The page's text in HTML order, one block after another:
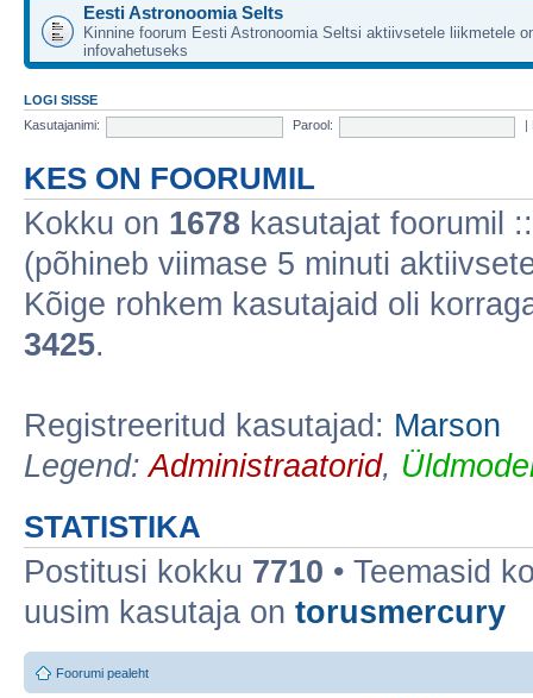
Eesti Astronoomia Selts
Kinnine foorum Eesti Astronoomia Seltsi aktiivsetele liikmetele
infovahetuseks
LOGI SISSE
Kasutajanimi:
Parool:
KES ON FOORUMIL
Kokku on 1678 kasutajat foorumil
(põhineb viimase 5 minuti
Kõige rohkem kasutajaid oli
3425.
Registreeritud kasutajad: Marson
Legend:Administraatorid,
STATISTIKA
Postitusi kokku 7710 • Teemasid
uusim kasutaja on torusmercury
Foorumi pealeht